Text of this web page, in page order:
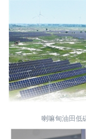
喇嘛甸油田低